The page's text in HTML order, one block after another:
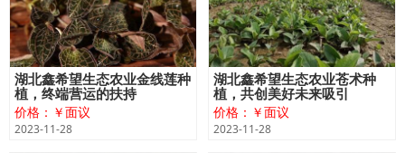
湖北鑫希望生态农业金线莲种
植，终端营运的扶持
价格：￥面议
2023-11-28
湖北鑫希望生态农业苍术种
植，共创美好未来吸引
价格：￥面议
2023-11-28